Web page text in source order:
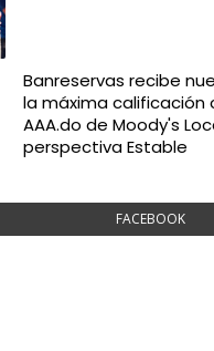
Banreservas recibe
la máxima calificación
AAA.do de Moody's
perspectiva Estable
FACEBOOK